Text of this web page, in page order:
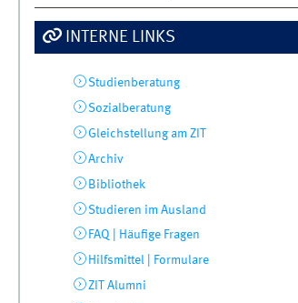
INTERNE LINKS
Studienberatung
Sozialberatung
Gleichstellung am ZIT
Archiv
Bibliothek
Studieren im Ausland
FAQ | Häufige Fragen
Hilfsmittel | Formulare
ZIT Alumni